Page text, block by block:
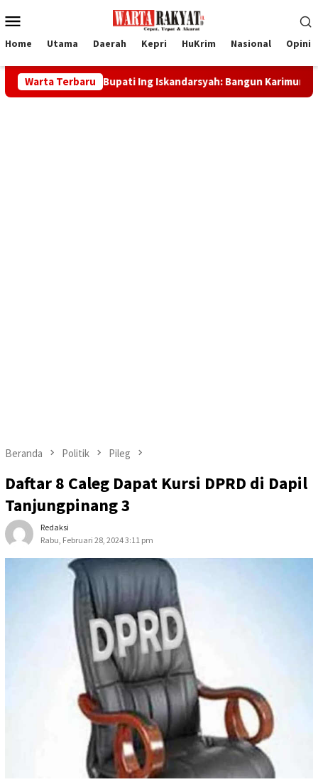
ke
Mobile
Home Utama Daerah Kepri HuKrim Nasional Opini
Warta Terbaru
81 RI, Bupati Ing Iskandarsyah: Bangun Karimun dengan
Beranda Politik Pileg
Daftar 8 Caleg Dapat Kursi DPRD di Dapil
Tanjungpinang 3
Redaksi
Rabu, Februari 28, 2024 3:11 pm